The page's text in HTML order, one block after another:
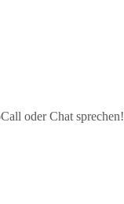
oder Chat sprechen!